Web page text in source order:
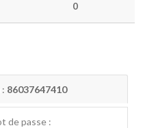
0
86037647410
de passe :